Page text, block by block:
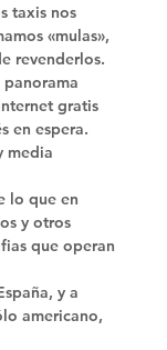
taxis nos
«mulas»,
revenderlos.
gratis
en espera.
media
lo que en
y otros
que operan
y a
americano,